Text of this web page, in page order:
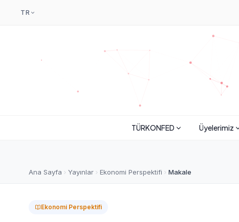
TR
TÜRKONFED Üyelerimiz
Ana Sayfa Yayınlar Ekonomi Perspektifi Makale
Ekonomi Perspektifi